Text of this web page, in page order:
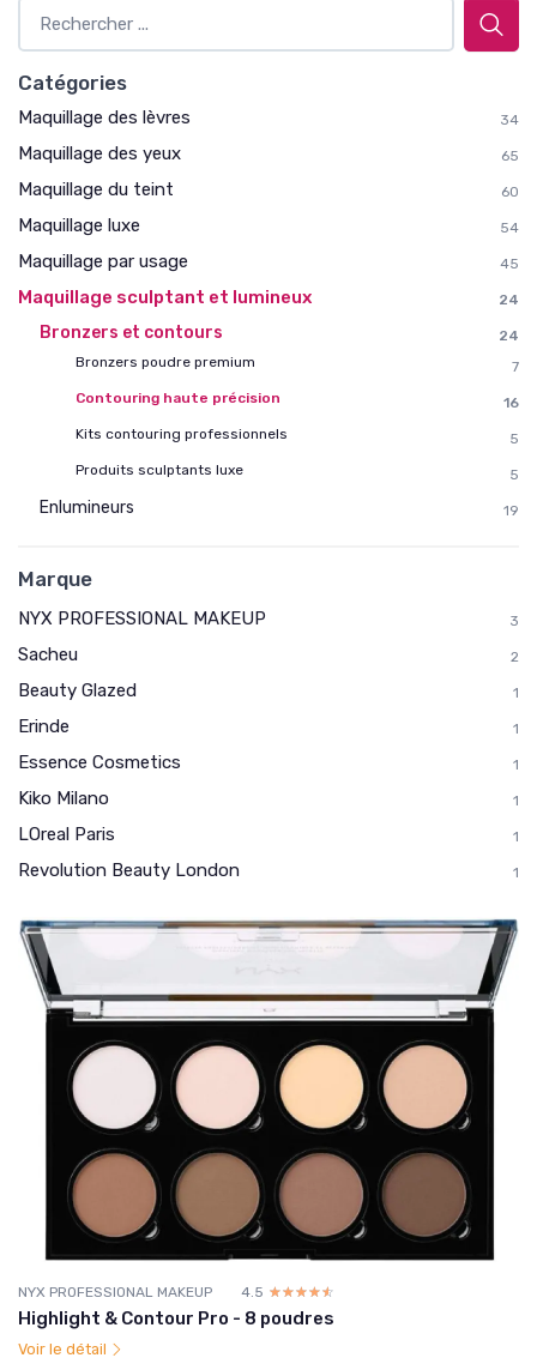
Catégories
Maquillage des lèvres 34
Maquillage des yeux 65
Maquillage du teint 60
Maquillage luxe 54
Maquillage par usage 45
Maquillage sculptant et lumineux 24
Bronzers et contours
24
Bronzers poudre premium
7
Contouring haute précision
16
Kits contouring professionnels
5
Produits sculptants luxe
5
Enlumineurs 19
Marque
NYX PROFESSIONAL MAKEUP 3
Sacheu 2
Beauty Glazed 1
Erinde 1
Essence Cosmetics 1
Kiko Milano 1
LOreal Paris 1
Revolution Beauty London 1
NYX PROFESSIONAL MAKEUP 4.5 ☆☆☆☆☆
★★★★★
Highlight & Contour Pro - 8 poudres
Voir le détail